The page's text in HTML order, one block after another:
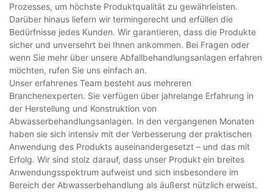
Prozesses, um höchste Produktqualität zu gewährleisten.
Darüber hinaus liefern wir termingerecht und erfüllen die
Bedürfnisse jedes Kunden. Wir garantieren, dass die Produkte
sicher und unversehrt bei Ihnen ankommen. Bei Fragen oder
wenn Sie mehr über unsere Abfallbehandlungsanlagen erfahren
möchten, rufen Sie uns einfach an.
Unser erfahrenes Team besteht aus mehreren
Branchenexperten. Sie verfügen über jahrelange Erfahrung in
der Herstellung und Konstruktion von
Abwasserbehandlungsanlagen. In den vergangenen Monaten
haben sie sich intensiv mit der Verbesserung der praktischen
Anwendung des Produkts auseinandergesetzt – und das mit
Erfolg. Wir sind stolz darauf, dass unser Produkt ein breites
Anwendungsspektrum aufweist und sich insbesondere im
Bereich der Abwasserbehandlung als äußerst nützlich erweist.